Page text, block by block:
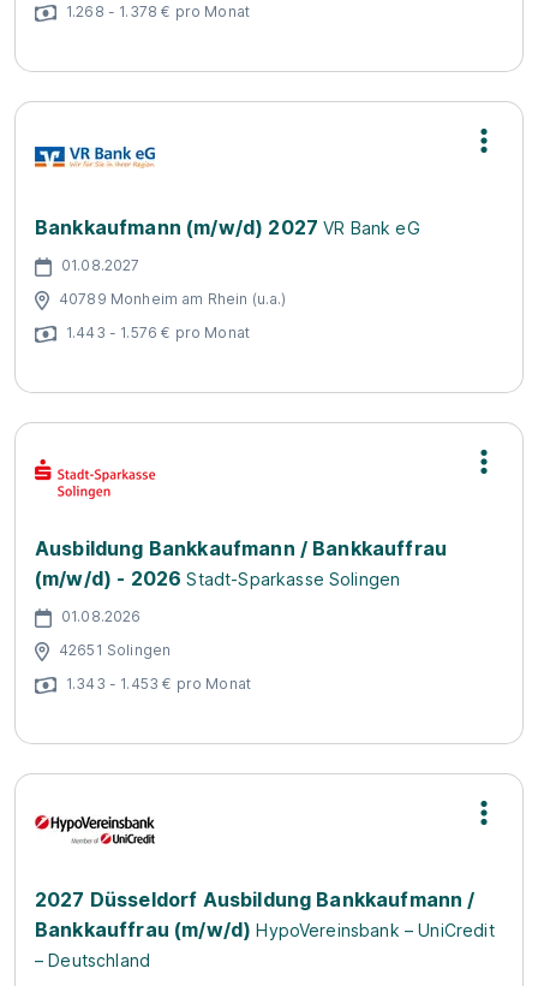
1.268 - 1.378 € pro Monat
Bankkaufmann (m/w/d) 2027 VR Bank eG
01.08.2027
40789 Monheim am Rhein (u.a.)
1.443 - 1.576 € pro Monat
Ausbildung Bankkaufmann / Bankkauffrau
(m/w/d) - 2026 Stadt-Sparkasse Solingen
01.08.2026
42651 Solingen
1.343 - 1.453 € pro Monat
2027 Düsseldorf Ausbildung Bankkaufmann /
Bankkauffrau (m/w/d) HypoVereinsbank – UniCredit
– Deutschland